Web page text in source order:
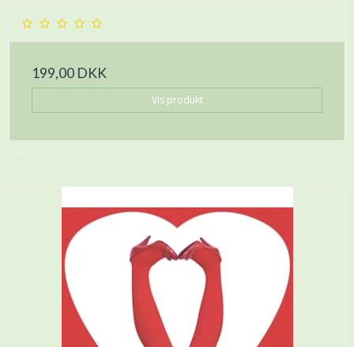
199,00 DKK
Vis produkt